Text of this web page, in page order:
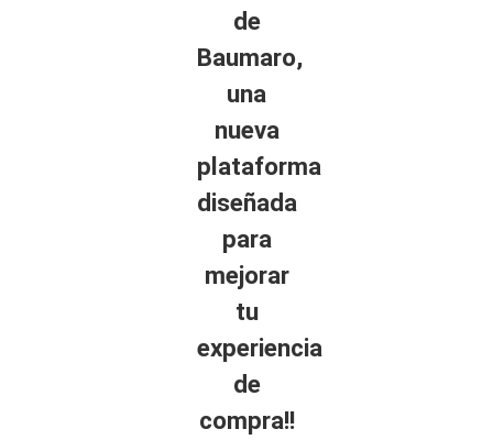
de
Baumaro,
una
nueva
plataforma
diseñada
para
mejorar
tu
experiencia
de
compra!!